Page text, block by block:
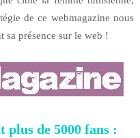
de ce webmagazine nous
sa présence sur le web !
plus de 5000 fans :